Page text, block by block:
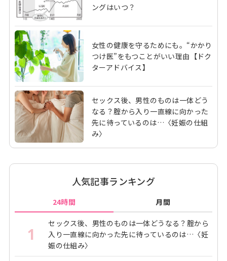
ングはいつ？
女性の健康を守るためにも。“かかり
つけ医”をもつことがいい理由【ドク
ターアドバイス】
セックス後、男性のものは一体どう
なる？腟から入り一直線に向かった
先に待っているのは…〈妊娠の仕組
み〉
人気記事ランキング
24時間 月間
1
セックス後、男性のものは一体どうなる？腟から
入り一直線に向かった先に待っているのは…〈妊
娠の仕組み〉